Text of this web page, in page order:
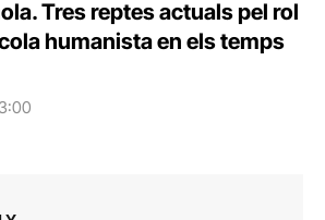
Tres reptes actuals pel rol
humanista en els temps